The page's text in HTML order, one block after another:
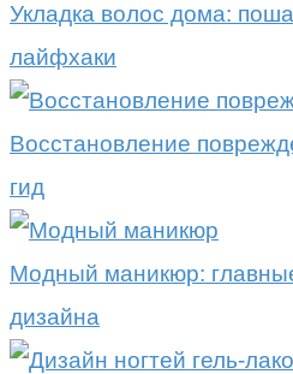
Укладка волос дома:
лайфхаки
Восстановление
гид
Модный маникюр:
дизайна